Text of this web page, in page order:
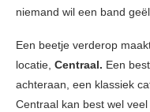
niemand wil een band
Een beetje verderop
locatie, Centraal. Een
achteraan, een klassiek
Centraal kan best wel